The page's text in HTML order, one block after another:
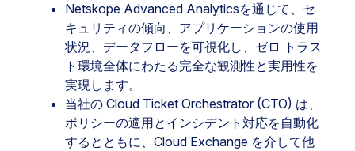
Netskope Advanced Analyticsを通じて、セ
キュリティの傾向、アプリケーションの使用
状況、データフローを可視化し、ゼロ トラス
ト環境全体にわたる完全な観測性と実用性を
実現します。
当社の Cloud Ticket Orchestrator (CTO) は、
ポリシーの適用とインシデント対応を自動化
するとともに、Cloud Exchange を介して他